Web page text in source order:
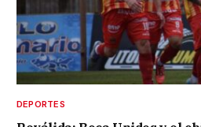
DEPORTES